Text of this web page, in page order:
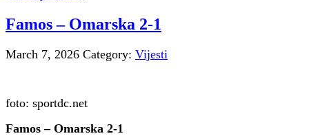
Famos – Omarska 2-1
March 7, 2026 Category: Vijesti
foto: sportdc.net
Famos – Omarska 2-1